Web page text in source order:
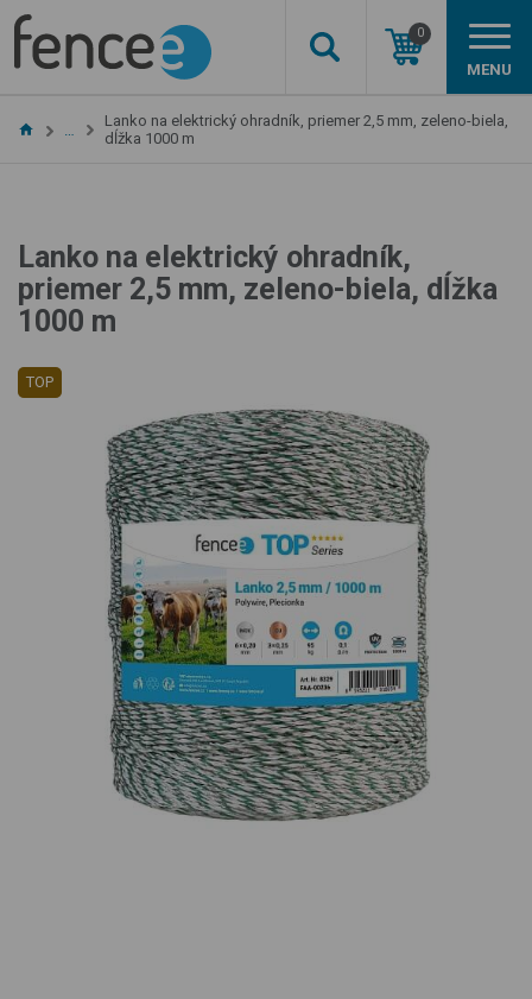
0
MENU
…
Lanko na elektrický ohradník, priemer 2,5 mm, zeleno-biela,
dĺžka 1000 m
Lanko na elektrický ohradník,
priemer 2,5 mm, zeleno-biela, dĺžka
1000 m
TOP